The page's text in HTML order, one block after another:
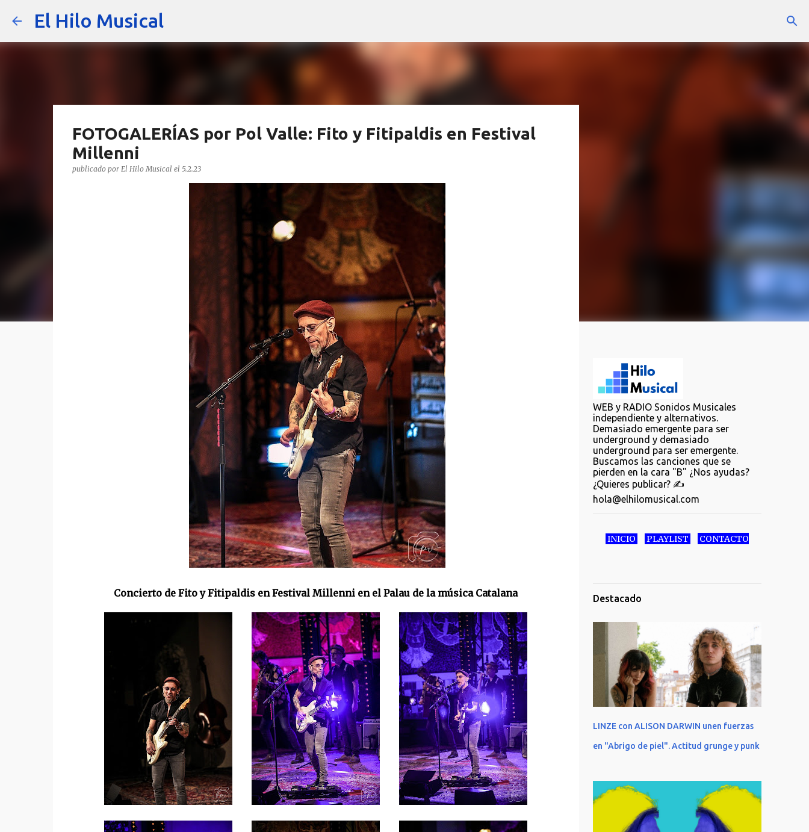
El Hilo Musical
FOTOGALERÍAS por Pol Valle: Fito y Fitipaldis en Festival
Millenni
publicado por El Hilo Musical el 5.2.23
Concierto de Fito y Fitipaldis en Festival Millenni en el Palau de la música Catalana
WEB y RADIO Sonidos Musicales
independiente y alternativos.
Demasiado emergente para ser
underground y demasiado
underground para ser emergente.
Buscamos las canciones que se
pierden en la cara "B" ¿Nos ayudas?
¿Quieres publicar? ✍️
hola@elhilomusical.com
INICIO PLAYLIST CONTACTO
Destacado
LINZE con ALISON DARWIN unen fuerzas
en "Abrigo de piel". Actitud grunge y punk